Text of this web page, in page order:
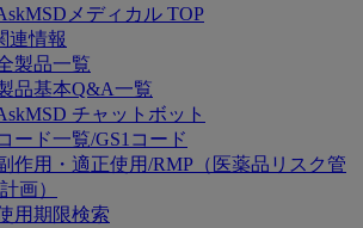
メディカル TOP
連情報
製品一覧
品基本Q&A一覧
チャットボット
ード一覧/GS1コード
作用・適正使用/RMP（医薬品リスク管
画）
用期限検索